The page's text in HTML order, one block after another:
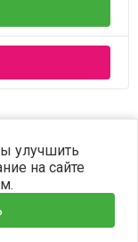
улучшить
на сайте